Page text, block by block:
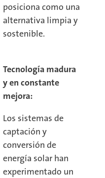
posiciona como una
alternativa limpia y
sostenible.
Tecnología madura
y en constante
mejora:
Los sistemas de
captación y
conversión de
energía solar han
experimentado un